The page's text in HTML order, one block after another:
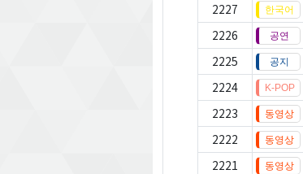
2227
2226
2225
2224
2223
2222
2221